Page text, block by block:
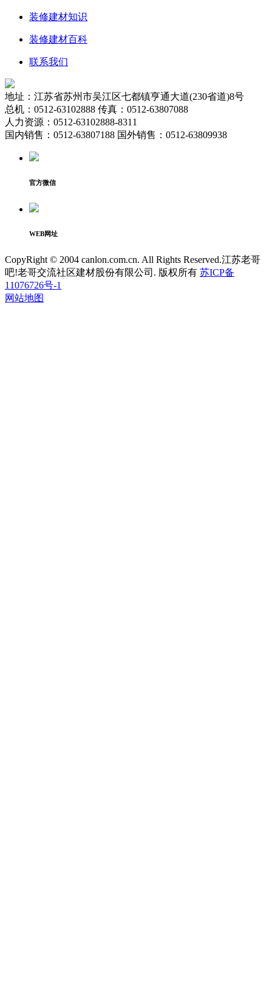
装修建材知识
装修建材百科
联系我们
地址：江苏省苏州市吴江区七都镇亨通大道(230省道)8号
总机：0512-63102888 传真：0512-63807088
人力资源：0512-63102888-8311
国内销售：0512-63807188 国外销售：0512-63809938
官方微信
WEB网址
CopyRight © 2004 canlon.com.cn. All Rights Reserved.江苏老哥
吧!老哥交流社区建材股份有限公司. 版权所有 苏ICP备
11076726号-1
网站地图